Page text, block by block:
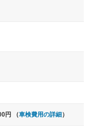
の目安
レナ、プリウス、カロー
円 （車検費用の詳細）